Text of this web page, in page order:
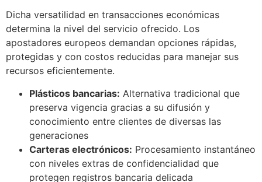
Dicha versatilidad en transacciones económicas
determina la nivel del servicio ofrecido. Los
apostadores europeos demandan opciones rápidas,
protegidas y con costos reducidas para manejar sus
recursos eficientemente.
Plásticos bancarias: Alternativa tradicional que
preserva vigencia gracias a su difusión y
conocimiento entre clientes de diversas las
generaciones
Carteras electrónicos: Procesamiento instantáneo
con niveles extras de confidencialidad que
protegen registros bancaria delicada